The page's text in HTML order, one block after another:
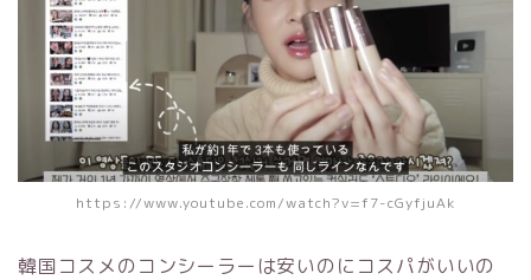
https://www.youtube.com/watch?v=f7-cGyfjuAk
韓国コスメのコンシーラーは安いのにコスパがいいの